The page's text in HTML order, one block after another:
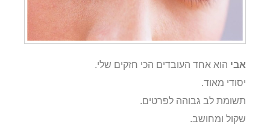
אבי הוא אחד העובדים הכי חזקים שלי.
יסודי מאוד.
תשומת לב גבוהה לפרטים.
שקול ומחושב.